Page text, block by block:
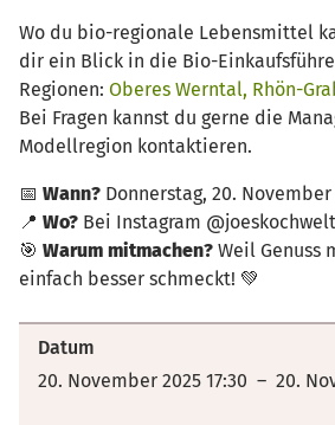
Wo du bio-regionale Lebensmittel
dir ein Blick in die Bio-
Regionen: Oberes Werntal, Rhön-
Bei Fragen kannst du gerne die
Modellregion kontaktieren.
📅 Wann? Donnerstag, 20. November
📍 Wo? Bei Instagram @joeskochwelt
🎯 Warum mitmachen? Weil Genuss
einfach besser schmeckt! 💚
Datum
20. November 2025 17:30 – 20.